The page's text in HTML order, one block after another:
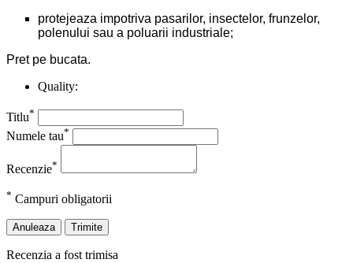
protejeaza impotriva pasarilor, insectelor, frunzelor,
polenului sau a poluarii industriale;
Pret pe bucata.
Quality:
Titlu*
Numele tau*
Recenzie*
* Campuri obligatorii
Anuleaza Trimite
Recenzia a fost trimisa